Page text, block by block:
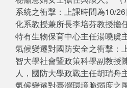
系統之衝擊：上課時間為10/
化系教授兼所長李培芬教授擔
特有生物保育中心主任湯曉虞
氣候變遷對國防安全之衝擊：
智大學社會暨政策科學副教授
人，國防大學政戰主任胡瑞舟
氣候變遷對臺灣環境脆弱度之